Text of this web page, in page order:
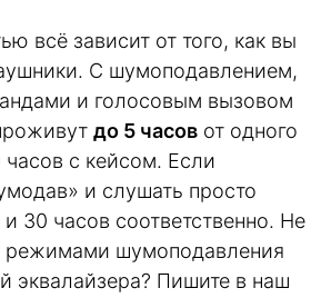
всё зависит от того, как вы
С шумоподавлением,
и голосовым вызовом
до 5 часов от одного
с кейсом. Если
и слушать просто
30 часов соответственно. Не
режимами шумоподавления
эквалайзера? Пишите в наш